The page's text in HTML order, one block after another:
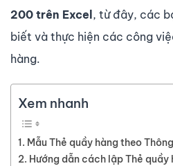
200 trên Excel, từ đây, các
biết và thực hiện các công
hàng.
Xem nhanh
Mẫu Thẻ quầy hàng theo
Hướng dẫn cách lập Thẻ